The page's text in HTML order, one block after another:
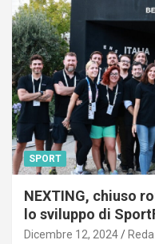
SPORT
NEXTING, chiuso
lo sviluppo di
Dicembre 12, 2024